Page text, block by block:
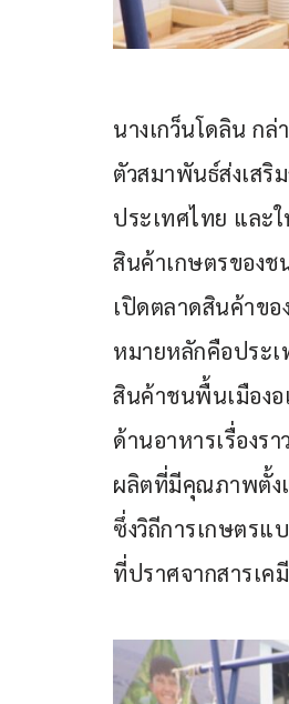
นางเกว็นโดลิน ก
ตัวสมาพันธ์ส่งเสริ
ประเทศไทย และ
สินค้าเกษตรของช
เปิดตลาดสินค้าขอ
หมายหลักคือประ
สินค้าชนพื้นเมืองอ
ด้านอาหารเรื่องร
ผลิตที่มีคุณภาพตั้ง
ซึ่งวิถีการเกษตรแ
ที่ปราศจากสารเ